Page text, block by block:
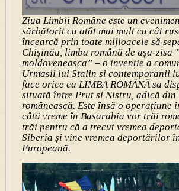
Ziua Limbii Române este un
sărbătorit cu atât mai mult cu cât
încearcă prin toate mijloacele să
Chișinău, limba română de așa-zisa
moldoveneasca” – o invenție a
Urmasii lui Stalin si contemporanii
face orice ca LIMBA ROMÂNĂ sa
situată între Prut si Nistru, adică din
românească. Este însă o operațiune
câtă vreme în Basarabia vor trăi
trăi pentru că a trecut vremea
Siberia și vine vremea deportărilor
Europeană.